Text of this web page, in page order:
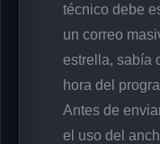
técnico debe
un correo
estrella, sabía
hora del
Antes de
el uso del